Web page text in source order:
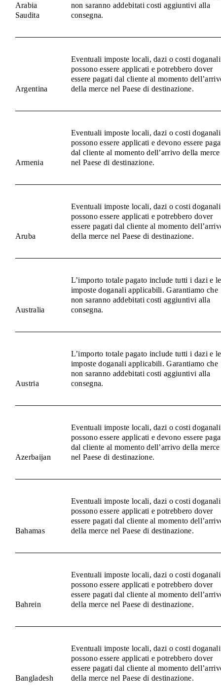
Arabia
Saudita
non saranno addebitati costi aggiuntivi alla
consegna.
Argentina
Eventuali imposte locali, dazi o costi doganali
possono essere applicati e potrebbero dover
essere pagati dal cliente al momento
della merce nel Paese di destinazione.
Armenia
Eventuali imposte locali, dazi o costi doganali
possono essere applicati e devono essere
dal cliente al momento dell’arrivo della merce
nel Paese di destinazione.
Aruba
Eventuali imposte locali, dazi o costi doganali
possono essere applicati e potrebbero dover
essere pagati dal cliente al momento
della merce nel Paese di destinazione.
Australia
L’importo totale pagato include tutti i dazi e le
imposte doganali applicabili. Garantiamo che
non saranno addebitati costi aggiuntivi alla
consegna.
Austria
L’importo totale pagato include tutti i dazi e le
imposte doganali applicabili. Garantiamo che
non saranno addebitati costi aggiuntivi alla
consegna.
Azerbaijan
Eventuali imposte locali, dazi o costi doganali
possono essere applicati e devono essere
dal cliente al momento dell’arrivo della merce
nel Paese di destinazione.
Bahamas
Eventuali imposte locali, dazi o costi doganali
possono essere applicati e potrebbero dover
essere pagati dal cliente al momento
della merce nel Paese di destinazione.
Bahrein
Eventuali imposte locali, dazi o costi doganali
possono essere applicati e potrebbero dover
essere pagati dal cliente al momento
della merce nel Paese di destinazione.
Bangladesh
Eventuali imposte locali, dazi o costi doganali
possono essere applicati e potrebbero dover
essere pagati dal cliente al momento
della merce nel Paese di destinazione.